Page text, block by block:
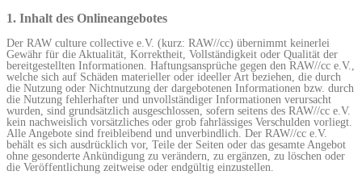
1. Inhalt des Onlineangebotes
Der RAW culture collective e.V. (kurz: RAW//cc) übernimmt keinerlei
Gewähr für die Aktualität, Korrektheit, Vollständigkeit oder Qualität der
bereitgestellten Informationen. Haftungsansprüche gegen den RAW//cc e.V.,
welche sich auf Schäden materieller oder ideeller Art beziehen, die durch
die Nutzung oder Nichtnutzung der dargebotenen Informationen bzw. durch
die Nutzung fehlerhafter und unvollständiger Informationen verursacht
wurden, sind grundsätzlich ausgeschlossen, sofern seitens des RAW//cc e.V.
kein nachweislich vorsätzliches oder grob fahrlässiges Verschulden vorliegt.
Alle Angebote sind freibleibend und unverbindlich. Der RAW//cc e.V.
behält es sich ausdrücklich vor, Teile der Seiten oder das gesamte Angebot
ohne gesonderte Ankündigung zu verändern, zu ergänzen, zu löschen oder
die Veröffentlichung zeitweise oder endgültig einzustellen.